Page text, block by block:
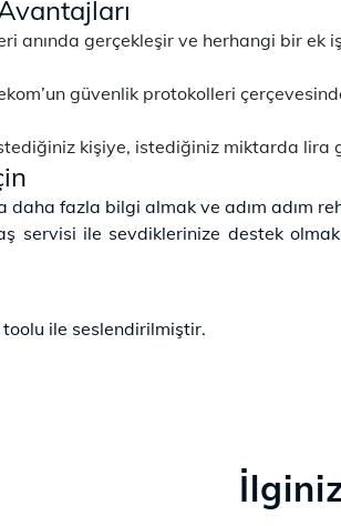
anında gerçekleşir ve herhangi bir ek
güvenlik protokolleri
kişiye, istediğiniz miktarda lira
daha fazla bilgi almak ve adım adım
servisi ile sevdiklerinize destek
ile seslendirilmiştir.